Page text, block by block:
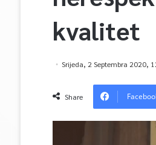
kvalitet
Srijeda, 2 Septembra 2020,
Share